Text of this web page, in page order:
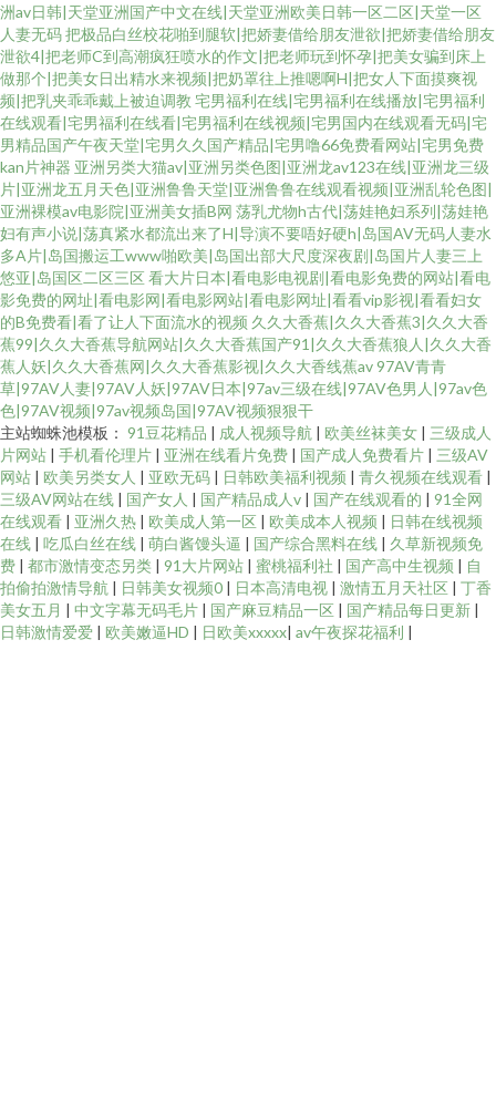
洲av日韩|天堂亚洲国产中文在线|天堂亚洲欧美日韩一区二区|天堂一区
人妻无码把极品白丝校花啪到腿软|把娇妻借给朋友泄欲|把娇妻借给朋友
泄欲4|把老师C到高潮疯狂喷水的作文|把老师玩到怀孕|把美女骗到床上
做那个|把美女日出精水来视频|把奶罩往上推嗯啊H|把女人下面摸爽视
频|把乳夹乖乖戴上被迫调教 宅男福利在线|宅男福利在线播放|宅男福利
在线观看|宅男福利在线看|宅男福利在线视频|宅男国内在线观看无码|宅
男精品国产午夜天堂|宅男久久国产精品|宅男噜66免费看网站|宅男免费
kan片神器 亚洲另类大猫av|亚洲另类色图|亚洲龙av123在线|亚洲龙三级
片|亚洲龙五月天色|亚洲鲁鲁天堂|亚洲鲁鲁在线观看视频|亚洲乱轮色图|
亚洲裸模av电影院|亚洲美女插B网 荡乳尤物h古代|荡娃艳妇系列|荡娃艳
妇有声小说|荡真紧水都流出来了H|导演不要唔好硬h|岛国AV无码人妻水
多A片|岛国搬运工www啪欧美|岛国出部大尺度深夜剧|岛国片人妻三上
悠亚|岛国区二区三区 看大片日本|看电影电视剧|看电影免费的网站|看电
影免费的网址|看电影网|看电影网站|看电影网址|看看vip影视|看看妇女
的B免费看|看了让人下面流水的视频 久久大香蕉|久久大香蕉3|久久大香
蕉99|久久大香蕉导航网站|久久大香蕉国产91|久久大香蕉狼人|久久大香
蕉人妖|久久大香蕉网|久久大香蕉影视|久久大香线蕉av97AV青青
草|97AV人妻|97AV人妖|97AV日本|97av三级在线|97AV色男人|97av色
色|97AV视频|97av视频岛国|97AV视频狠狠干
主站蜘蛛池模板： 91豆花精品 | 成人视频导航 | 欧美丝袜美女 | 三级成人
片网站 | 手机看伦理片 | 亚洲在线看片免费 | 国产成人免费看片 | 三级AV
网站 | 欧美另类女人 | 亚欧无码 | 日韩欧美福利视频 | 青久视频在线观看 |
三级AV网站在线 | 国产女人 | 国产精品成人v | 国产在线观看的 | 91全网
在线观看 | 亚洲久热 | 欧美成人第一区 | 欧美成本人视频 | 日韩在线视频
在线 | 吃瓜白丝在线 | 萌白酱馒头逼 | 国产综合黑料在线 | 久草新视频免
费 | 都市激情变态另类 | 91大片网站 | 蜜桃福利社 | 国产高中生视频 | 自
拍偷拍激情导航 | 日韩美女视频0 | 日本高清电视 | 激情五月天社区 | 丁香
美女五月 | 中文字幕无码毛片 | 国产麻豆精品一区 | 国产精品每日更新 |
日韩激情爱爱 | 欧美嫩逼HD | 日欧美xxxxx| av午夜探花福利 |